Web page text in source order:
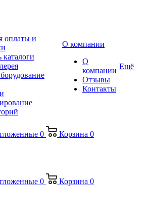
оплаты и
каталоги
О компании
О
компании
Отзывы
Контакты
Ещё
0 Корзина 0
0 Корзина 0